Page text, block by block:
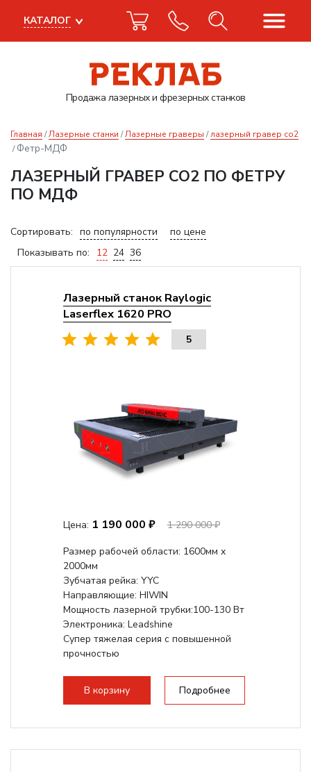
Продажа лазерныхи фрезерных станков
КАТАЛОГ
Главная Лазерные станки Лазерные граверы лазерный гравер co2
Фетр-МДФ
ЛАЗЕРНЫЙ ГРАВЕР CO2 ПО ФЕТРУ
ПО МДФ
Сортировать: по популярности
по цене
Показывать по:
12 24 36
Лазерный станок Raylogic
Laserflex 1620 PRO
5
Цена: 1 190 000 ₽
1 290 000 ₽
Размер рабочей области: 1600мм x
2000мм
Зубчатая рейка: YYC
Направляющие: HIWIN
Мощность лазерной трубки:100-130 Вт
Электроника: Leadshine
Супер тяжелая серия с повышенной
прочностью
В корзину Подробнее